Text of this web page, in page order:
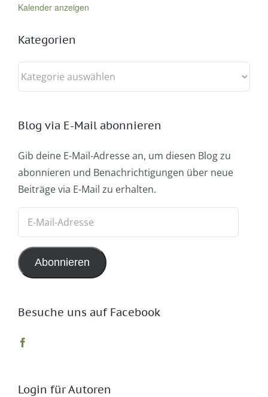
Kalender anzeigen
Kategorien
Kategorien
Blog via E-Mail abonnieren
Gib deine E-Mail-Adresse an, um diesen Blog zu
abonnieren und Benachrichtigungen über neue
Beiträge via E-Mail zu erhalten.
Adresse
Abonnieren
Besuche uns auf Facebook
Login für Autoren